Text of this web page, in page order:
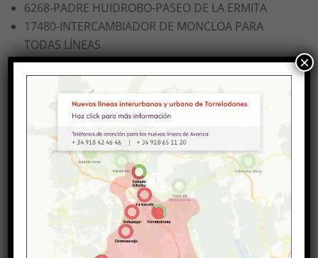
6268-PADRE HUIDROBO-PASEO DE LA ERMITA
17480-INTERCAMBIADOR DE MONCLOA PARA
TODAS LÍNEAS
LÍNEA 658-902:
3451-CARRETERA DE CASTILLA-PASEO LA
RINCONADA
Líneas Afectadas:651-652-653-654-655-656-
656A-657-658-815-N901-N902-N906
×